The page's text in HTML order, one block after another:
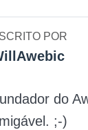
POR
do
;-)